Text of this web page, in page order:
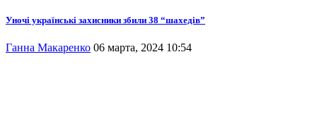
Уночі українські захисники збили 38 “шахедів”
Ганна Макаренко 06 марта, 2024 10:54